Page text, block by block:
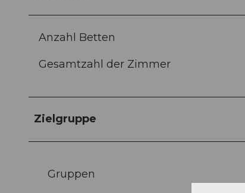
Anzahl Betten
Gesamtzahl der Zimmer
Zielgruppe
Gruppen